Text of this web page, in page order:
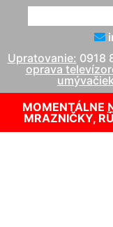
Upratovanie: 0918
oprava
MOMENTÁLNE
MRAZNIČKY,